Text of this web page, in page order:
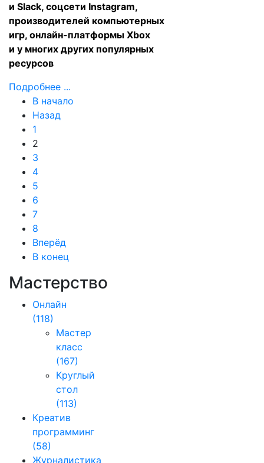
и Slack, соцсети Instagram,
производителей компьютерных
игр, онлайн-платформы Xbox
и у многих других популярных
ресурсов
Подробнее ...
В начало
Назад
1
2
3
4
5
6
7
8
Вперёд
В конец
Мастерство
Онлайн
(118)
Мастер
класс
(167)
Круглый
стол
(113)
Креатив
программинг
(58)
Журналистика